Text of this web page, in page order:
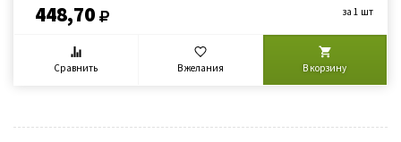
448,70 за 1 шт
Сравнить В желания В корзину